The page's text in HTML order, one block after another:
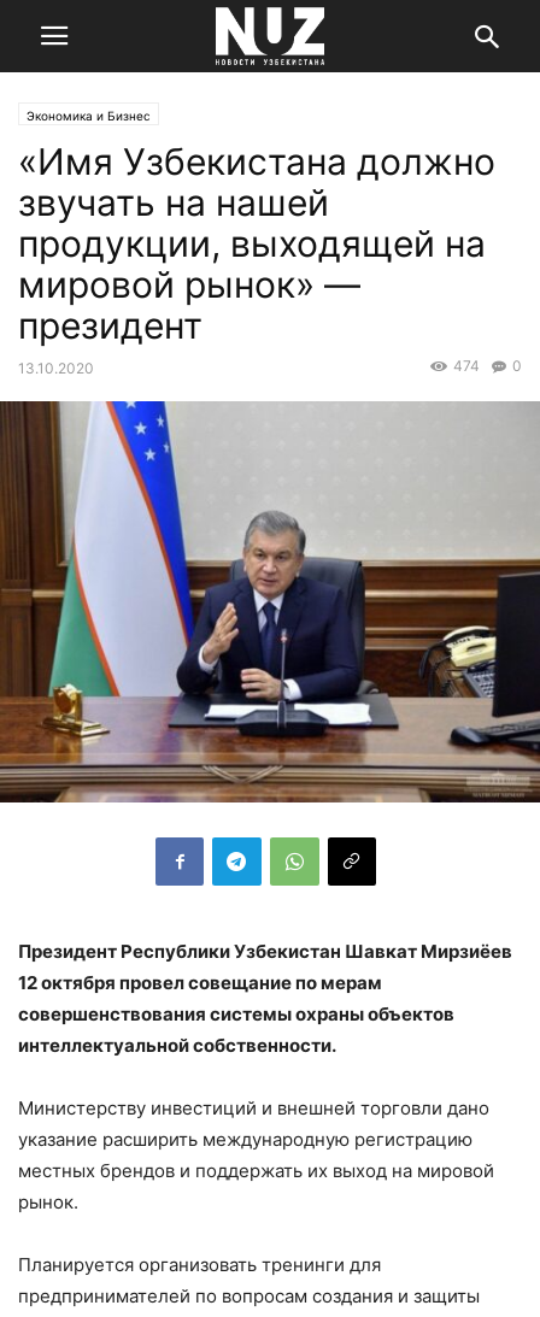
Экономика и Бизнес
«Имя Узбекистана должно
звучать на нашей
продукции, выходящей на
мировой рынок» —
президент
13.10.2020 0
474
Президент Республики Узбекистан Шавкат Мирзиёев
12 октября провел совещание по мерам
совершенствования системы охраны объектов
интеллектуальной собственности.
Министерству инвестиций и внешней торговли дано
указание расширить международную регистрацию
местных брендов и поддержать их выход на мировой
рынок.
Планируется организовать тренинги для
предпринимателей по вопросам создания и защиты